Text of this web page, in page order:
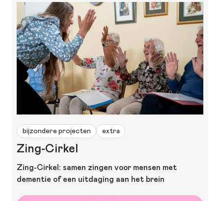
bijzondere projecten extra
Zing-Cirkel
Zing-Cirkel: samen zingen voor mensen met
dementie of een uitdaging aan het brein